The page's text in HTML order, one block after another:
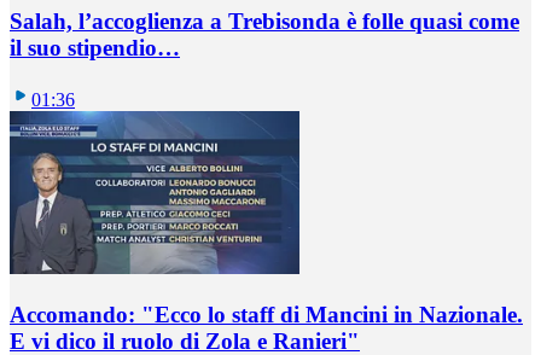
Salah, l’accoglienza a Trebisonda è folle quasi come
il suo stipendio…
01:36
Accomando: "Ecco lo staff di Mancini in Nazionale.
E vi dico il ruolo di Zola e Ranieri"